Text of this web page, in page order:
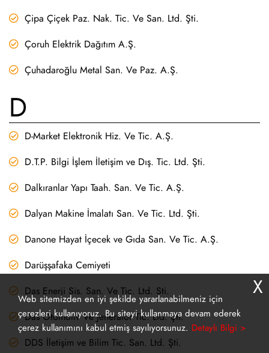
Çipa Çiçek Paz. Nak. Tic. Ve San. Ltd. Şti.
Çoruh Elektrik Dağıtım A.Ş.
Çuhadaroğlu Metal San. Ve Paz. A.Ş.
D
D-Market Elektronik Hiz. Ve Tic. A.Ş.
D.T.P. Bilgi İşlem İletişim ve Dış. Tic. Ltd. Şti.
Dalkıranlar Yapı Taah. San. Ve Tic. A.Ş.
Dalyan Makine İmalatı San. Ve Tic. Ltd. Şti.
Danone Hayat İçecek ve Gıda San. Ve Tic. A.Ş.
Darüşşafaka Cemiyeti
Das Enerji Sis. San. Ve Tic. Ltd. Şti.
Das Otomotiv Ve Jeneratör Tic. Ltd. Şti.
DDS İletişim ve Bilim Tic. San. Ltd. Şti.
Web sitemizden en iyi şekilde yararlanabilmeniz için
çerezleri kullanıyoruz. Bu siteyi kullanmaya devam ederek
çerez kullanımını kabul etmiş sayılıyorsunuz. Detaylı Bilgi >
X